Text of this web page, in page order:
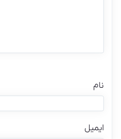
نام
ایمیل